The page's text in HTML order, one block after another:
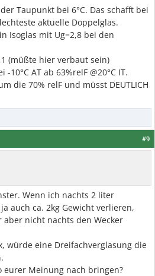
Taupunkt bei 6°C. Das schafft bei
aktuelle Doppelglas.
Isoglas mit Ug=2,8 bei den
(müßte hier verbaut sein)
AT ab 63%relF @20°C IT.
die 70% relF und müsst DEUTLICH
#9
Wenn ich nachts 2 liter
auch ca. 2kg Gewicht verlieren,
nicht nachts den Wecker
würde eine Dreifachverglasung die
eurer Meinung nach bringen?